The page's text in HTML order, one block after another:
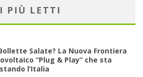
I PIÙ LETTI
Salate? La Nuova Frontiera
“Plug & Play” che sta
l’Italia